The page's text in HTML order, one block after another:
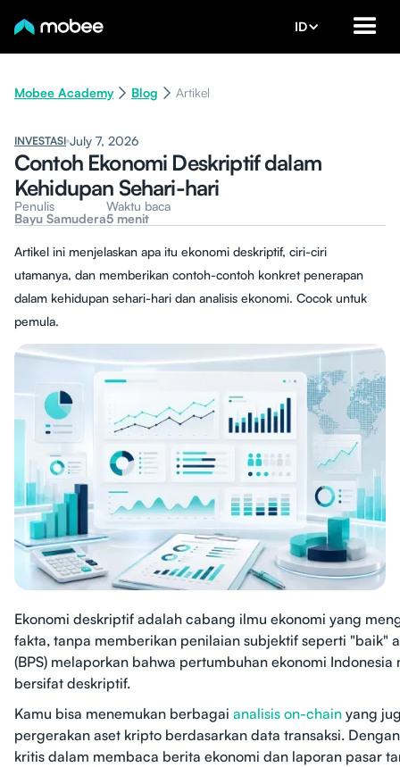
ID
Mobee Academy Blog Artikel
INVESTASI July 7, 2026
Contoh Ekonomi Deskriptif dalam
Kehidupan Sehari-hari
Penulis
Bayu Samudera
Waktu baca
5 menit
Artikel ini menjelaskan apa itu ekonomi deskriptif, ciri-ciri
utamanya, dan memberikan contoh-contoh konkret penerapan
dalam kehidupan sehari-hari dan analisis ekonomi. Cocok untuk
pemula.
Ekonomi deskriptif adalah cabang ilmu ekonomi yang
fakta, tanpa memberikan penilaian subjektif seperti "baik"
(BPS) melaporkan bahwa pertumbuhan ekonomi
bersifat deskriptif.
Kamu bisa menemukan berbagai analisis on-chain yang
pergerakan aset kripto berdasarkan data transaksi.
kritis dalam membaca berita ekonomi dan laporan pasar